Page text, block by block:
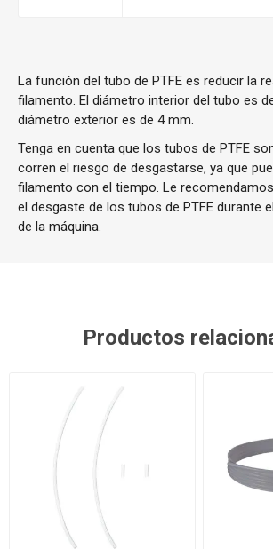
La función del tubo de PTFE es reducir la
filamento. El diámetro interior del tubo es
diámetro exterior es de 4 mm.
Tenga en cuenta que los tubos de PTFE
corren el riesgo de desgastarse, ya que
filamento con el tiempo. Le
el desgaste de los tubos de PTFE durante
de la máquina.
Productos